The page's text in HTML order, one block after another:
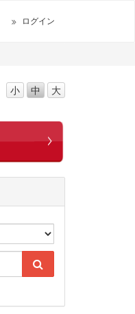
ログイン
小 中 大